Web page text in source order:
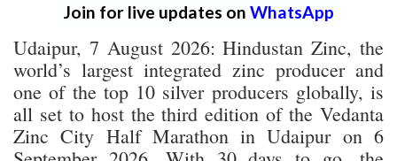
Join for live updates on WhatsApp
Udaipur, 7 August 2026: Hindustan Zinc, the
world’s largest integrated zinc producer and
one of the top 10 silver producers globally, is
all set to host the third edition of the Vedanta
Zinc City Half Marathon in Udaipur on 6